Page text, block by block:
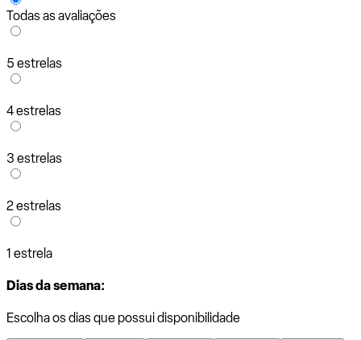
Todas as avaliações
5 estrelas
4 estrelas
3 estrelas
2 estrelas
1 estrela
Dias da semana:
Escolha os dias que possui disponibilidade